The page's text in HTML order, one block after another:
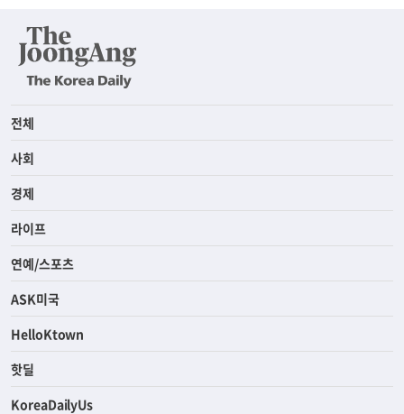
전체
사회
경제
라이프
연예/스포츠
ASK미국
HelloKtown
핫딜
KoreaDailyUs